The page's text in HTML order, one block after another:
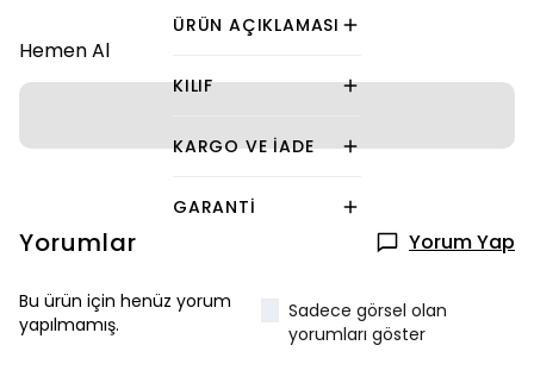
Hemen Al
ÜRÜN AÇIKLAMASI
KILIF
KARGO VE İADE
GARANTI
Yorumlar Yorum Yap
Bu ürün için henüz yorum
yapılmamış.
Sadece görsel olan
yorumları göster